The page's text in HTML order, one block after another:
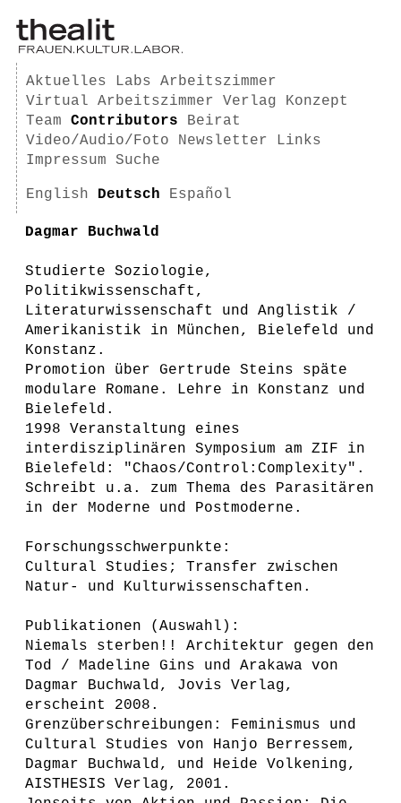
Aktuelles Labs
Arbeitszimmer
Virtual Arbeitszimmer
Verlag
Konzept
Team
Contributors
Beirat
Video/Audio/Foto
Newsletter
Links
Impressum
Suche
English Deutsch Español
Dagmar Buchwald
Studierte Soziologie,
Politikwissenschaft,
Literaturwissenschaft und Anglistik /
Amerikanistik in München, Bielefeld und
Konstanz.
Promotion über Gertrude Steins späte
modulare Romane. Lehre in Konstanz und
Bielefeld.
1998 Veranstaltung eines
interdisziplinären Symposium am ZIF in
Bielefeld: "Chaos/Control:Complexity".
Schreibt u.a. zum Thema des Parasitären
in der Moderne und Postmoderne.
Forschungsschwerpunkte:
Cultural Studies; Transfer zwischen
Natur- und Kulturwissenschaften.
Publikationen (Auswahl):
Niemals sterben!! Architektur gegen den
Tod / Madeline Gins und Arakawa von
Dagmar Buchwald, Jovis Verlag,
erscheint 2008.
Grenzüberschreibungen: Feminismus und
Cultural Studies von Hanjo Berressem,
Dagmar Buchwald, und Heide Volkening,
AISTHESIS Verlag, 2001.